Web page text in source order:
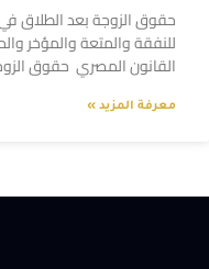
للنفقة والمتعة والمؤخر
القانون المصري حقوق
معرفة المزيد »